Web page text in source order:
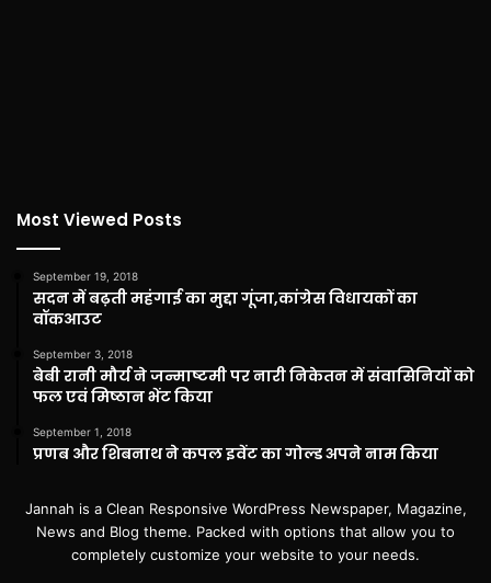
Most Viewed Posts
September 19, 2018
सदन में बढ़ती महंगाई का मुद्दा गूंजा,कांग्रेस विधायकों का
वॉकआउट
September 3, 2018
बेबी रानी मौर्य ने जन्माष्टमी पर नारी निकेतन में संवासिनियों को
फल एवं मिष्ठान भेंट किया
September 1, 2018
प्रणब और शिबनाथ ने कपल इवेंट का गोल्ड अपने नाम किया
Jannah is a Clean Responsive WordPress Newspaper, Magazine,
News and Blog theme. Packed with options that allow you to
completely customize your website to your needs.